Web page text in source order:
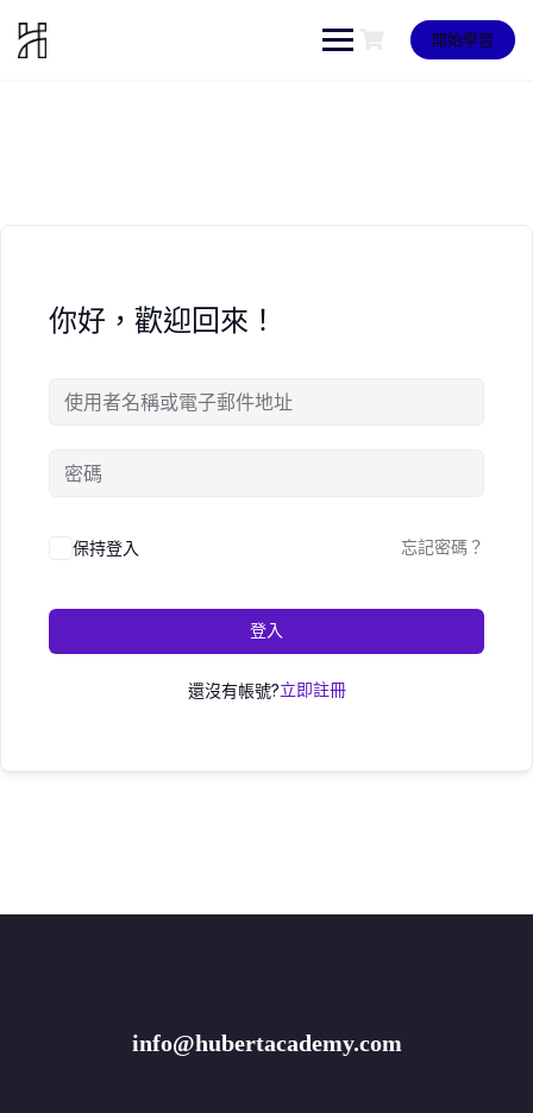
content
開始學習
你好，歡迎回來！
保持登入 忘記密碼？
登入
還沒有帳號?立即註冊
info@hubertacademy.com